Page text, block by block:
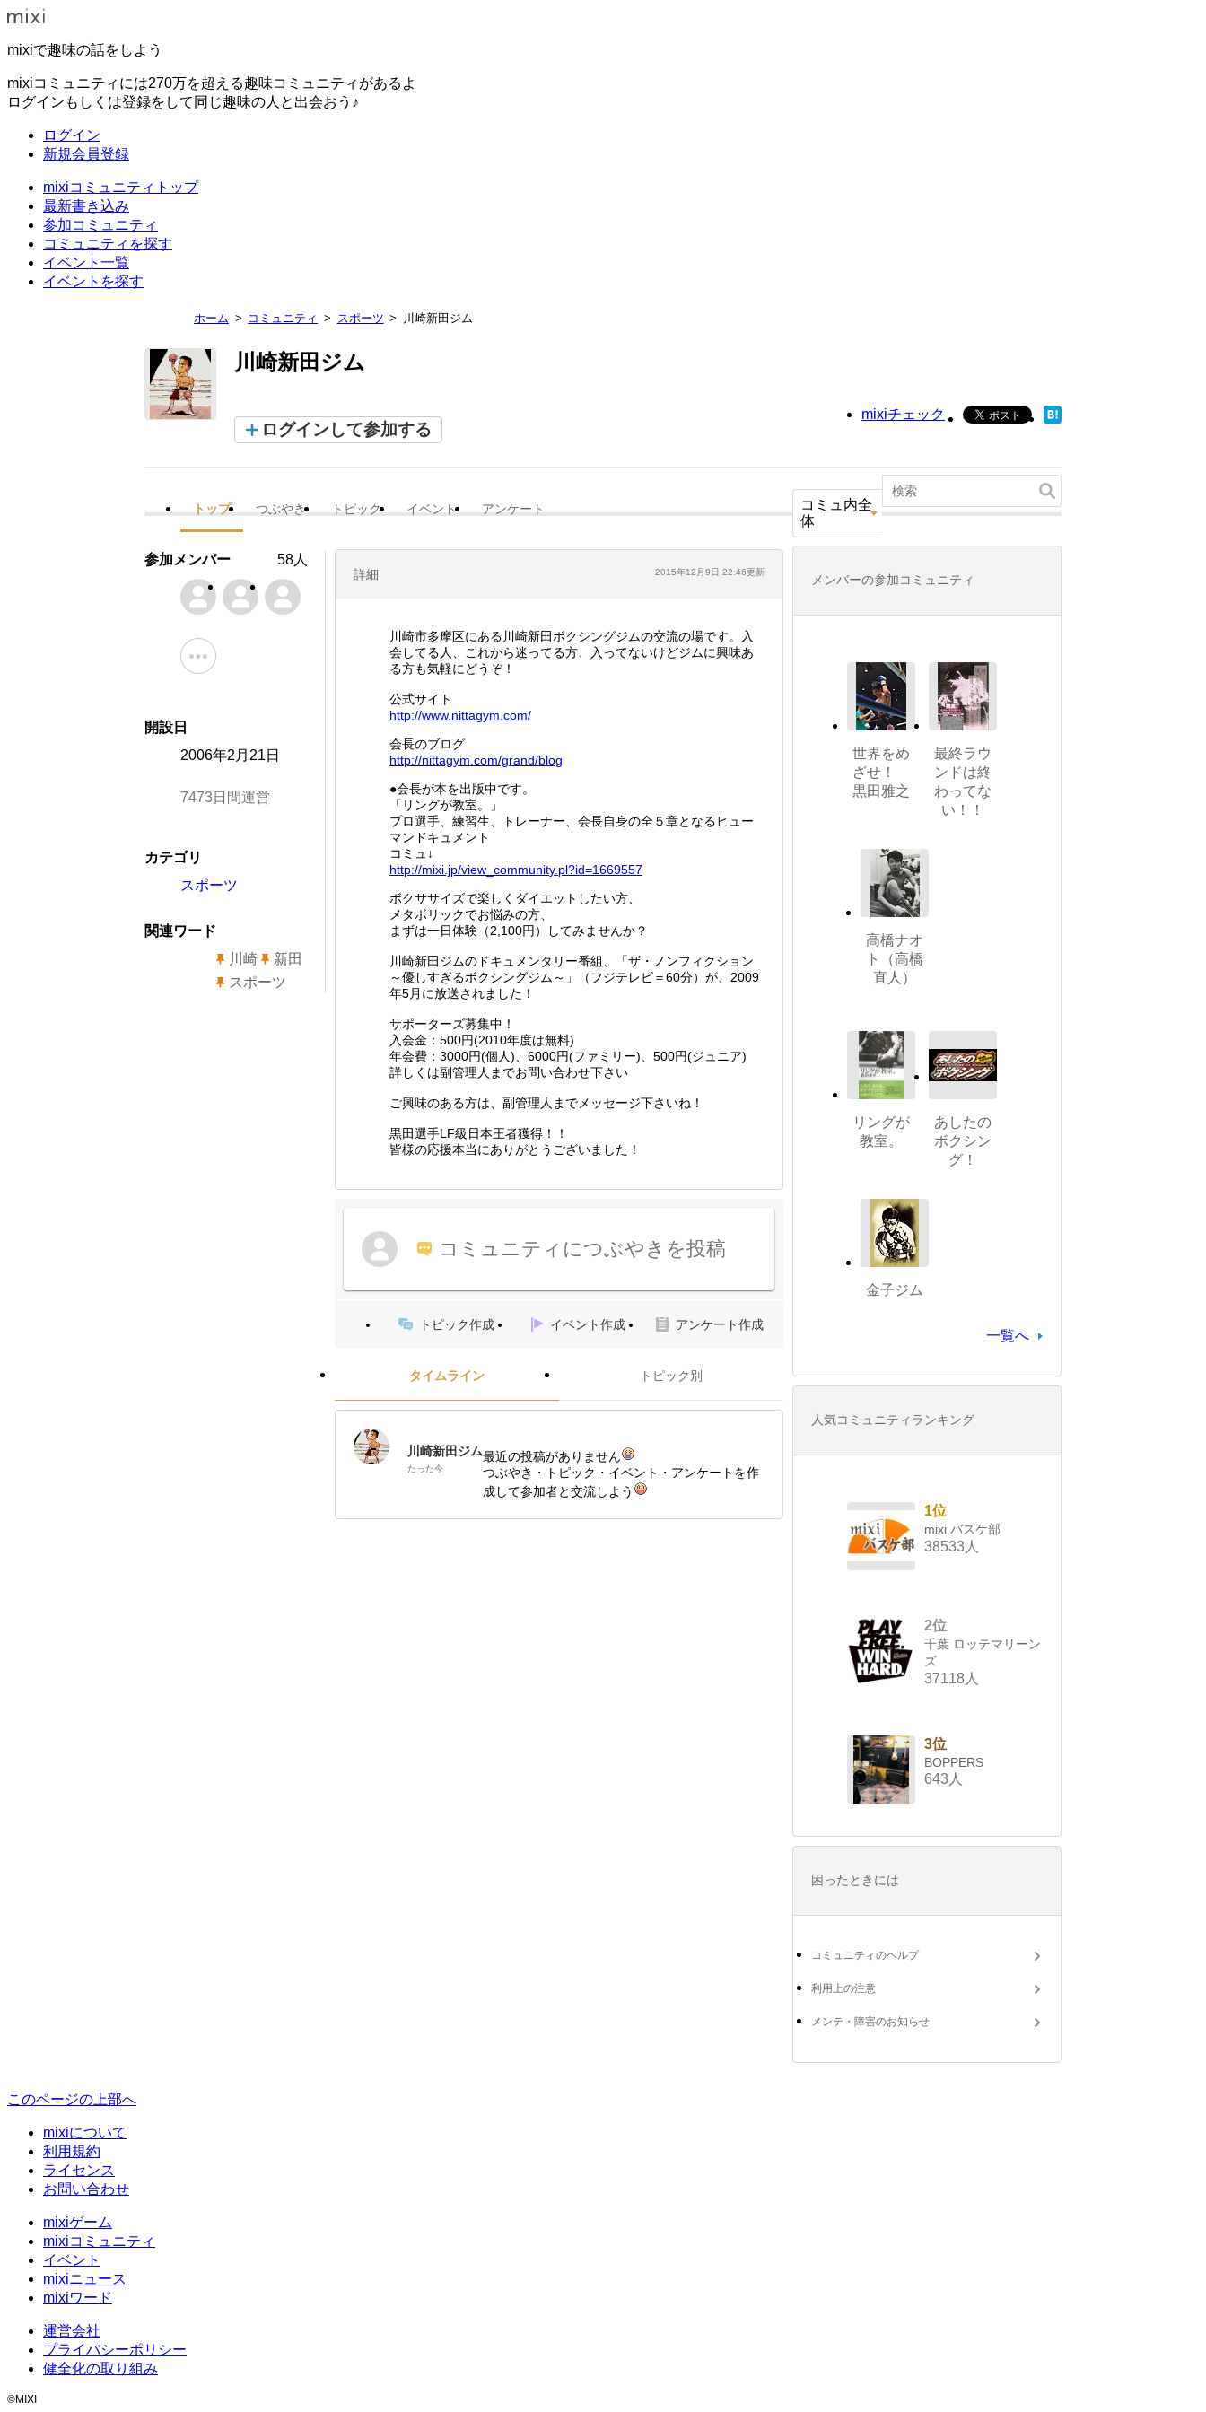
mixiで趣味の話をしよう
mixiコミュニティには270万を超える趣味コミュニティがあるよ
ログインもしくは登録をして同じ趣味の人と出会おう♪
ログイン
新規会員登録
mixiコミュニティトップ
最新書き込み
参加コミュニティ
コミュニティを探す
イベント一覧
イベントを探す
ホーム コミュニティ スポーツ 川崎新田ジム
川崎新田ジム
ログインして参加する
mixiチェック
トップ つぶやき トピック イベント アンケート
コミュ内全
体
詳細 2015年12月9日 22:46更新
川崎市多摩区にある川崎新田ボクシングジムの交流の場です。入
会してる人、これから迷ってる方、入ってないけどジムに興味あ
る方も気軽にどうぞ！
公式サイト
http://www.nittagym.com/
会長のブログ
http://nittagym.com/grand/blog
●会長が本を出版中です。
「リングが教室。」
プロ選手、練習生、トレーナー、会長自身の全５章となるヒュー
マンドキュメント
コミュ↓
http://mixi.jp/view_community.pl?id=1669557
ボクササイズで楽しくダイエットしたい方、
メタボリックでお悩みの方、
まずは一日体験（2,100円）してみませんか？
川崎新田ジムのドキュメンタリー番組、「ザ・ノンフィクション
～優しすぎるボクシングジム～」（フジテレビ＝60分）が、2009
年5月に放送されました！
サポーターズ募集中！
入会金：500円(2010年度は無料)
年会費：3000円(個人)、6000円(ファミリー)、500円(ジュニア)
詳しくは副管理人までお問い合わせ下さい
ご興味のある方は、副管理人までメッセージ下さいね！
黒田選手LF級日本王者獲得！！
皆様の応援本当にありがとうございました！
コミュニティにつぶやきを投稿
トピック作成 イベント作成 アンケート作成
タイムライン トピック別
川崎新田ジム
たった今
最近の投稿がありません
つぶやき・トピック・イベント・アンケートを作
成して参加者と交流しよう
参加メンバー 58人
開設日
2006年2月21日
7473日間運営
カテゴリ
スポーツ
関連ワード
川崎
新田
スポーツ
メンバーの参加コミュニティ
世界をめ
ざせ！
黒田雅之
最終ラウ
ンドは終
わってな
い！！
高橋ナオ
ト（高橋
直人）
リングが
教室。
あしたの
ボクシン
グ！
金子ジム
一覧へ
人気コミュニティランキング
1位
mixi バスケ部
38533人
2位
千葉 ロッテマリーン
ズ
37118人
3位
BOPPERS
643人
困ったときには
コミュニティのヘルプ
利用上の注意
メンテ・障害のお知らせ
このページの上部へ
mixiについて
利用規約
ライセンス
お問い合わせ
mixiゲーム
mixiコミュニティ
イベント
mixiニュース
mixiワード
運営会社
プライバシーポリシー
健全化の取り組み
©MIXI